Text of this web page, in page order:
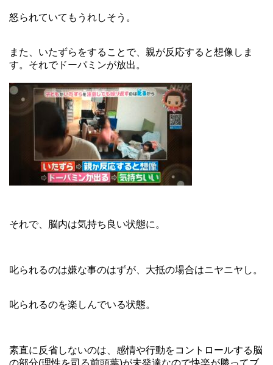
怒られていてもうれしそう。
また、いたずらをすることで、親が反応すると想像しま
す。それでドーパミンが放出。
それで、脳内は気持ち良い状態に。
叱られるのは嫌な事のはずが、大抵の場合はニヤニヤし。
叱られるのを楽しんでいる状態。
素直に反省しないのは、感情や行動をコントロールする脳
の部分(理性を司る前頭葉)が未発達なので快楽が勝ってブ